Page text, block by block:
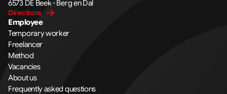
6573 DE Beek - Berg en Dal
Directions
Employee
Temporary worker
Freelancer
Method
Vacancies
About us
Frequently asked questions